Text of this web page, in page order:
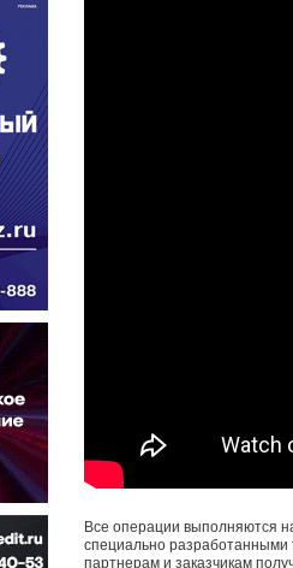
Все операции выполняются
специально разработанными
партнерам и заказчикам